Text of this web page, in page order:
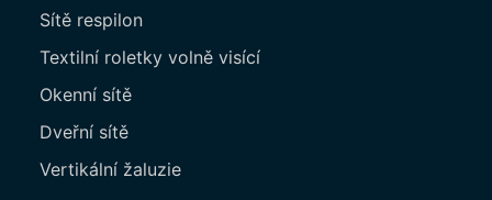
Sítě respilon
Textilní roletky volně visící
Okenní sítě
Dveřní sítě
Vertikální žaluzie